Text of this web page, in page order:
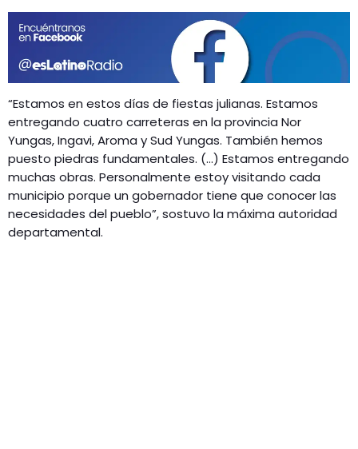
“Estamos en estos días de fiestas julianas. Estamos
entregando cuatro carreteras en la provincia Nor
Yungas, Ingavi, Aroma y Sud Yungas. También hemos
puesto piedras fundamentales. (…) Estamos entregando
muchas obras. Personalmente estoy visitando cada
municipio porque un gobernador tiene que conocer las
necesidades del pueblo”, sostuvo la máxima autoridad
departamental.